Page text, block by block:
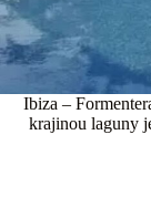
Ibiza –
krajinou laguny